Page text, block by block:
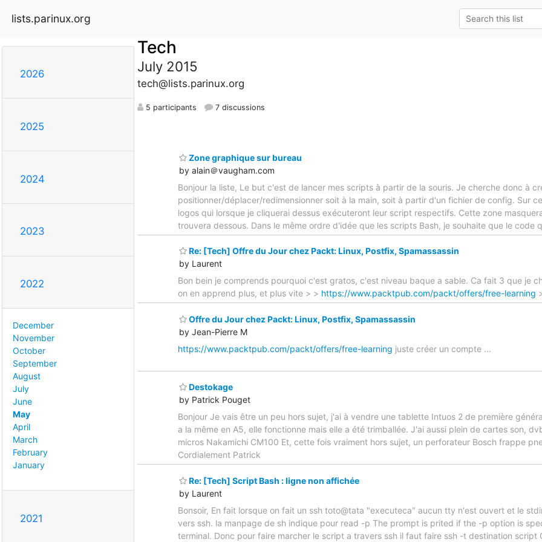
lists.parinux.org
2026
2025
2024
2023
2022
December
November
October
September
August
July
June
May
April
March
February
January
2021
Tech
July 2015
tech@lists.parinux.org
5 participants 7 discussions
Zone graphique sur bureau
by alain＠vaugham.com
Bonjour la liste, Le but c'est de lancer mes scripts à partir de la souris. Je cherche donc à
positionner/déplacer/redimensionner soit à la main, soit à partir d'un fichier de config. Sur
logos qui lorsque je cliquerai dessus exécuteront leur script respectifs. Cette zone
trouvera dessous. Dans le même ordre d'idée que les scripts Bash, je souhaite que le code
Re: [Tech] Offre du Jour chez Packt: Linux, Postfix, Spamassassin
by Laurent
Bon bein je comprends pourquoi c'est gratos, c'est niveau baque a sable. Ca fait 3 que je
on en apprend plus, et plus vite > > https://www.packtpub.com/packt/offers/free-learning
Offre du Jour chez Packt: Linux, Postfix, Spamassassin
by Jean-Pierre M
https://www.packtpub.com/packt/offers/free-learning juste créer un compte ...
Destokage
by Patrick Pouget
Bonjour Je vais être un peu hors sujet, j'ai à vendre une tablette Intuos 2 de première
a la même en A5, elle fonctionne mais elle a été trimballée. J'ai aussi plein de cartes son,
micros Nakamichi CM100 Et, cette fois vraiment hors sujet, un perforateur Bosch frappe
Cordialement Patrick
Re: [Tech] Script Bash : ligne non affichée
by Laurent
Bonsoir, En fait lorsque on fait un ssh toto@tata "executeca" aucun tty n'est ouvert et le
vers ssh. la manpage de sh indique pour read -p The prompt is prited if the -p option is
terminal. Donc pour faire marcher le script a travers ssh il faut faire ssh -t destination